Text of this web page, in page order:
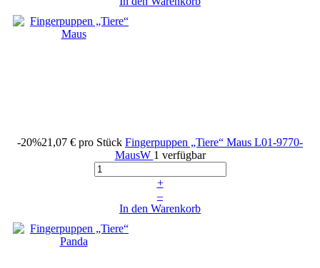
-20%21,07 € pro Stück Fingerpuppen „Tiere“ Maus L01-9770-
MausW 1 verfügbar
+
–
In den Warenkorb